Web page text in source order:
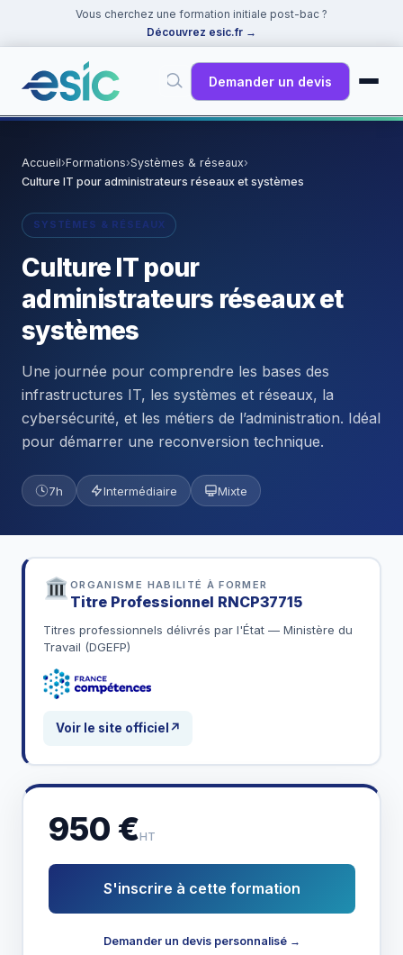
Vous cherchez une formation initiale post-bac ?
Découvrez esic.fr →
Demander un devis
Docker
Accueil›Formations›Systèmes & réseaux›
Culture IT pour administrateurs réseaux et systèmes
SYSTÈMES & RÉSEAUX
Culture IT pour
administrateurs réseaux et
systèmes
Une journée pour comprendre les bases des
infrastructures IT, les systèmes et réseaux, la
cybersécurité, et les métiers de l’administration. Idéal
pour démarrer une reconversion technique.
7h Intermédiaire Mixte
ORGANISME HABILITÉ À FORMER
Titre Professionnel RNCP37715
Titres professionnels délivrés par l'État — Ministère du
Travail (DGEFP)
Voir le site officiel ↗
950 €HT
S'inscrire à cette formation
Demander un devis personnalisé →